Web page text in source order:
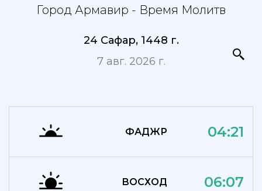
Город Армавир - Время Молитв
24 Сафар, 1448 г.
7 авг. 2026 г.
ФАДЖР 04:21
ВОСХОД 06:07